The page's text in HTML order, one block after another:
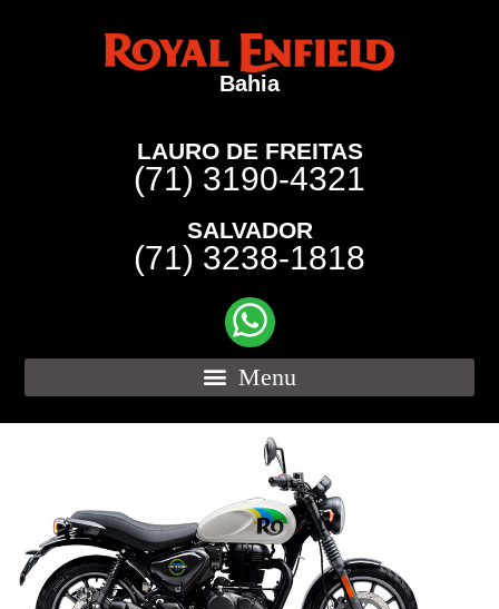
Bahia
LAURO DE FREITAS
(71) 3190-4321
SALVADOR
(71) 3238-1818